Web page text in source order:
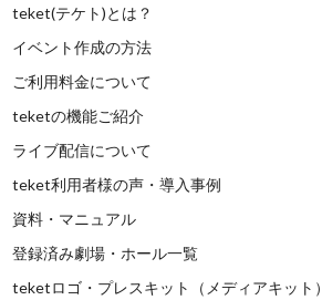
teket(テケト)とは？
イベント作成の方法
ご利用料金について
teketの機能ご紹介
ライブ配信について
teket利用者様の声・導入事例
資料・マニュアル
登録済み劇場・ホール一覧
teketロゴ・プレスキット（メディアキット）